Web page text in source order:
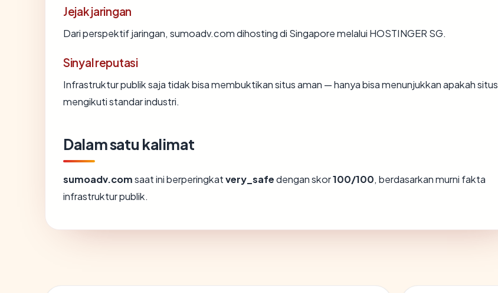
Jejak jaringan
Dari perspektif jaringan, sumoadv.com dihosting di Singapore melalui HOSTINGER SG.
Sinyal reputasi
Infrastruktur publik saja tidak bisa membuktikan situs aman — hanya bisa menunjukkan apakah situs
mengikuti standar industri.
Dalam satu kalimat
sumoadv.comsaat ini berperingkatvery_safedengan skor100/100, berdasarkan murni fakta
infrastruktur publik.